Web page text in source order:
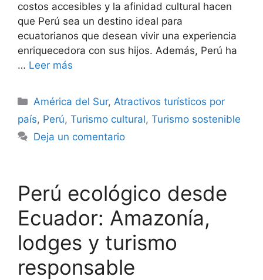
costos accesibles y la afinidad cultural hacen
que Perú sea un destino ideal para
ecuatorianos que desean vivir una experiencia
enriquecedora con sus hijos. Además, Perú ha
… Leer más
Categorías
América del Sur,Atractivos turísticos por
país, Perú, Turismo cultural, Turismo sostenible
Deja un comentario
Perú ecológico desde
Ecuador: Amazonía,
lodges y turismo
responsable